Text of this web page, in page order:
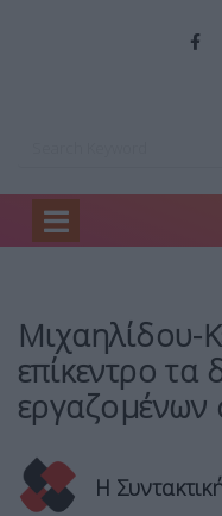
Home
Μιχαηλίδου-
Μιχαηλίδου-
επίκεντρο τα
εργαζομένων
Η